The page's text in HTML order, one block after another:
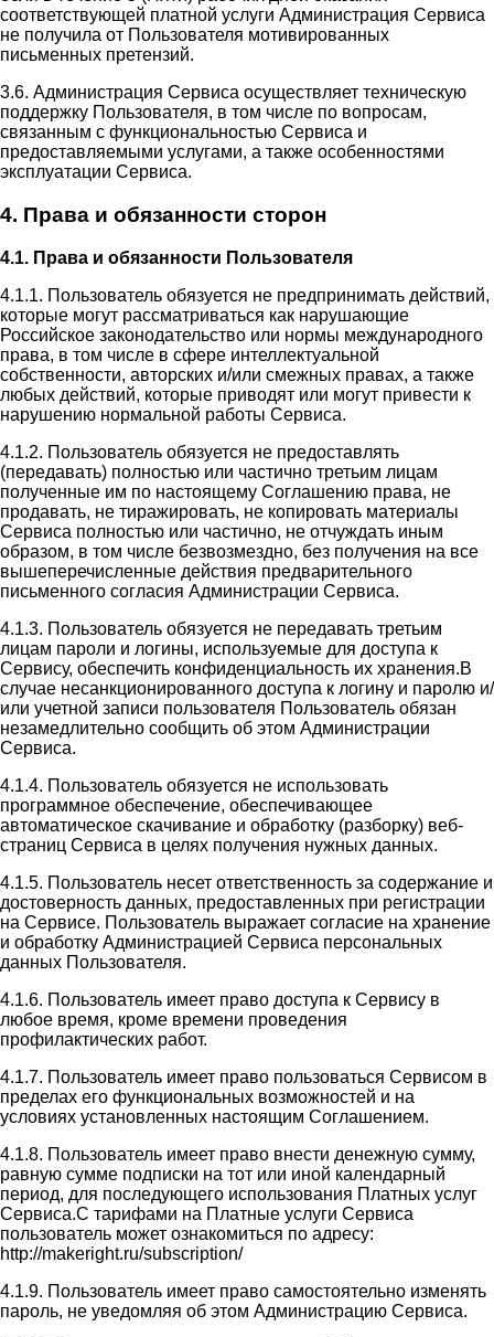
соответствующей платной услуги Администрация Сервиса
не получила от Пользователя мотивированных
письменных претензий.
3.6. Администрация Сервиса осуществляет техническую
поддержку Пользователя, в том числе по вопросам,
связанным с функциональностью Сервиса и
предоставляемыми услугами, а также особенностями
эксплуатации Сервиса.
4. Права и обязанности сторон
4.1. Права и обязанности Пользователя
4.1.1. Пользователь обязуется не предпринимать действий,
которые могут рассматриваться как нарушающие
Российское законодательство или нормы международного
права, в том числе в сфере интеллектуальной
собственности, авторских и/или смежных правах, а также
любых действий, которые приводят или могут привести к
нарушению нормальной работы Сервиса.
4.1.2. Пользователь обязуется не предоставлять
(передавать) полностью или частично третьим лицам
полученные им по настоящему Соглашению права, не
продавать, не тиражировать, не копировать материалы
Сервиса полностью или частично, не отчуждать иным
образом, в том числе безвозмездно, без получения на все
вышеперечисленные действия предварительного
письменного согласия Администрации Сервиса.
4.1.3. Пользователь обязуется не передавать третьим
лицам пароли и логины, используемые для доступа к
Сервису, обеспечить конфиденциальность их хранения.В
случае несанкционированного доступа к логину и паролю и/
или учетной записи пользователя Пользователь обязан
незамедлительно сообщить об этом Администрации
Сервиса.
4.1.4. Пользователь обязуется не использовать
программное обеспечение, обеспечивающее
автоматическое скачивание и обработку (разборку) веб-
страниц Сервиса в целях получения нужных данных.
4.1.5. Пользователь несет ответственность за содержание и
достоверность данных, предоставленных при регистрации
на Сервисе. Пользователь выражает согласие на хранение
и обработку Администрацией Сервиса персональных
данных Пользователя.
4.1.6. Пользователь имеет право доступа к Сервису в
любое время, кроме времени проведения
профилактических работ.
4.1.7. Пользователь имеет право пользоваться Сервисом в
пределах его функциональных возможностей и на
условиях установленных настоящим Соглашением.
4.1.8. Пользователь имеет право внести денежную сумму,
равную сумме подписки на тот или иной календарный
период, для последующего использования Платных услуг
Сервиса.С тарифами на Платные услуги Сервиса
пользователь может ознакомиться по адресу:
http://makeright.ru/subscription/
4.1.9. Пользователь имеет право самостоятельно изменять
пароль, не уведомляя об этом Администрацию Сервиса.